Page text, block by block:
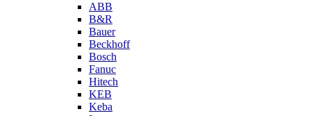
ABB
B&R
Bauer
Beckhoff
Bosch
Fanuc
Hitech
KEB
Keba